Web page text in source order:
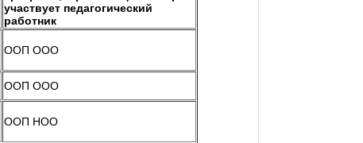
участвует педагогический
работник
ООП ООО
ООП ООО
ООП НОО